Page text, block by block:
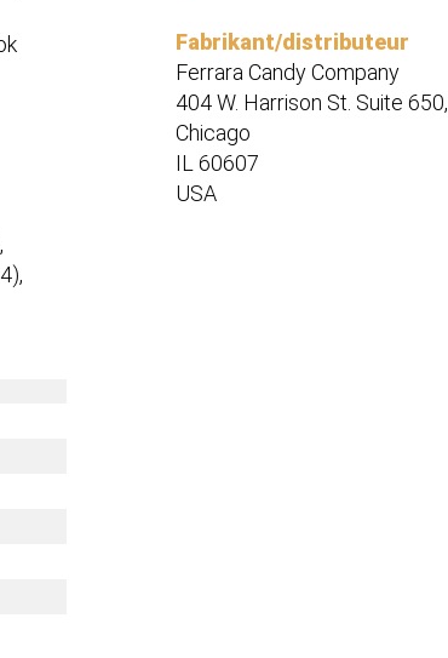
Fabrikant/distributeur
Ferrara Candy Company
404 W. Harrison St. Suite 650,
Chicago
IL 60607
USA